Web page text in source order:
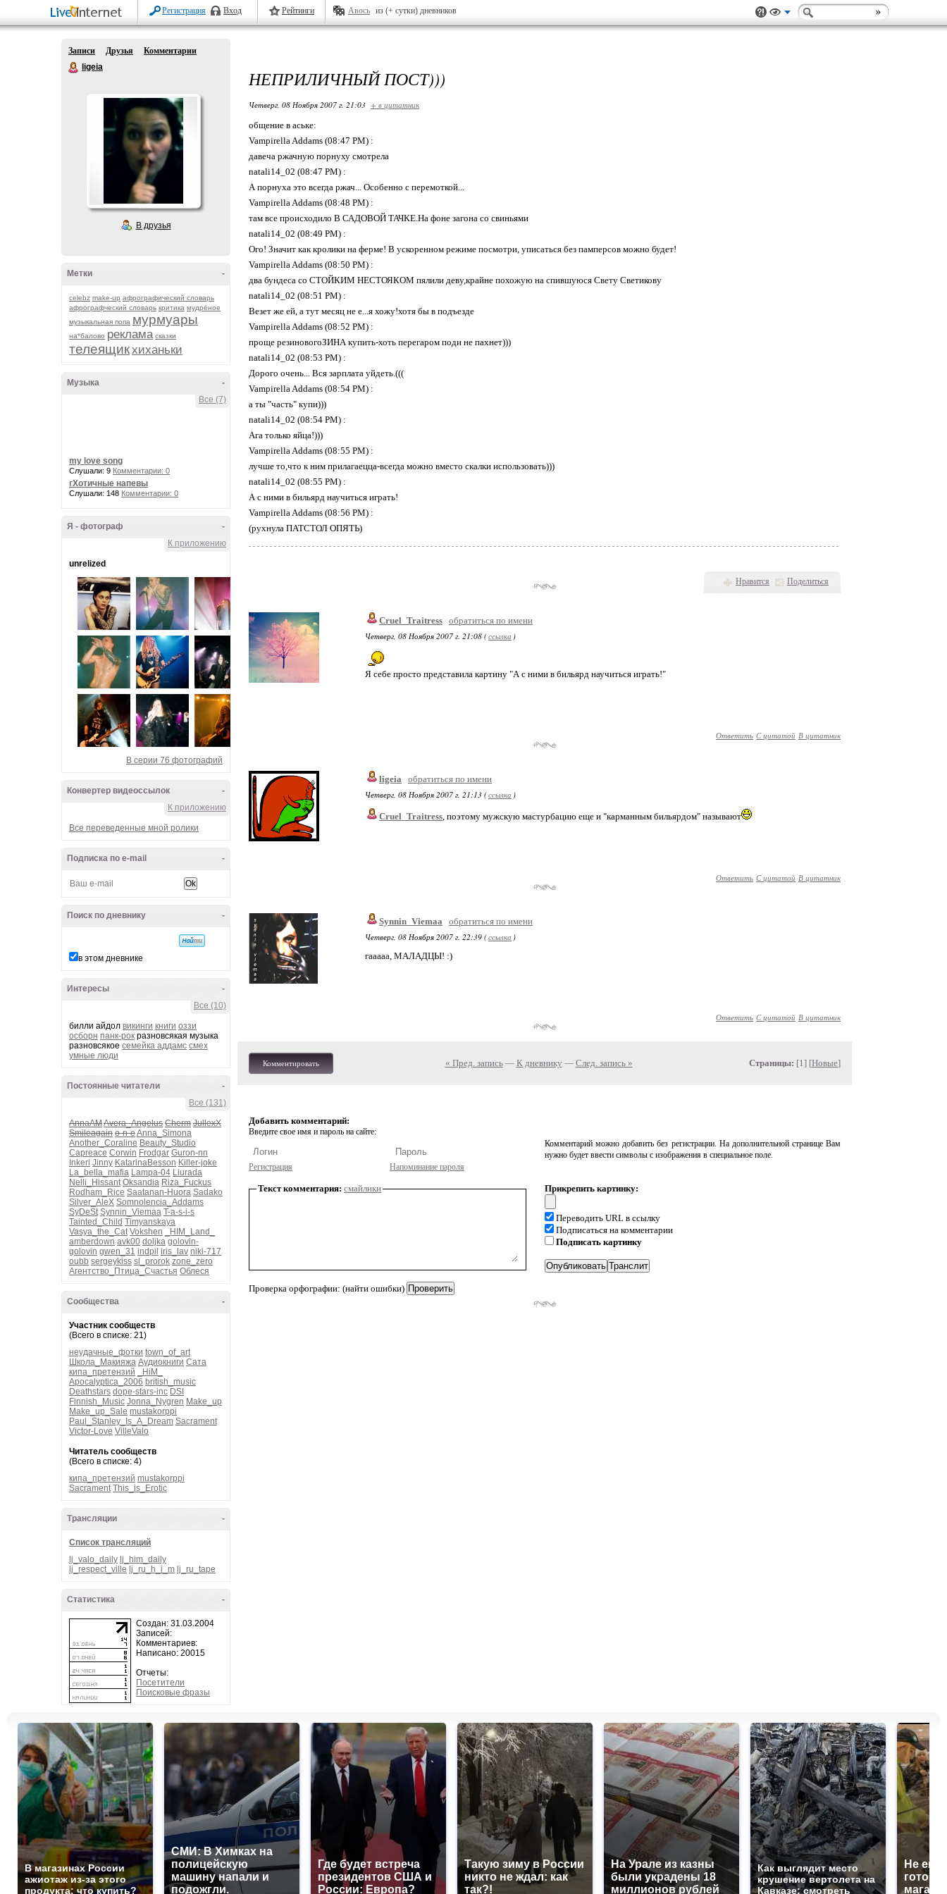
Регистрация Вход Рейтинги Авось из (+ сутки) дневников
Записи Друзья
Комментарии
ligeia
В друзья
-
Метки
celebz make-up афрографический словарь
афрографческий словарь критика мудрёное
музыкальная попа мурмуары
на*балово реклама сказки
телеящикхиханьки
-
Музыка
Все (7)
my love song
Слушали: 9 Комментарии: 0
гХотичные напевы
Слушали: 148 Комментарии: 0
-
Я - фотограф
К приложению
unrelized
В серии 76 фотографий
-
Конвертер видеоссылок
К приложению
Все переведенные мной ролики
-
Подписка по e-mail
-
Поиск по дневнику
в этом дневнике
-
Интересы
Все (10)
билли айдол викинги книги оззи
осборн панк-рок разновсякая музыка
разновсякое семейка аддамс смех
умные люди
-
Постоянные читатели
Все (131)
AnnaAMAvera_Angelus Cherm JullexX
Smileagain o-n-eAnna_Simona
Another_Coraline Beauty_Studio
Capreace Corwin Frodgar Guron-nn
Inkeri Jinny KatarinaBesson Killer-joke
La_bella_mafia Lampa-04 Liurada
Nelli_Hissant Oksandia Riza_Fuckus
Rodham_Rice Saatanan-Huora Sadako
Silver_AleX Somnolencia_Addams
SyDeSt Synnin_Viemaa T-a-s-i-s
Tainted_Child Timyanskaya
Vasya_the_Cat Vokshen
_HIM_Land_
amberdown avk00 doljka golovin-
golovin gwen_31 indpil iris_lav niki-717
oubb sergeykiss sl_prorok zone_zero
Агентство_Птица_Счастья Облеся
-
Сообщества
Участник сообществ
(Всего в списке: 21)
неудачные_фотки town_of_art
Школа_Макияжа Аудиокниги Сата
кипа_претензий
_HiM_
Apocalyptica_2006 british_music
Deathstars dope-stars-inc DSI
Finnish_Music Jonna_Nygren Make_up
Make_up_Sale mustakorppi
Paul_Stanley_Is_A_Dream Sacrament
Victor-Love VilleValo
Читатель сообществ
(Всего в списке: 4)
кипа_претензий mustakorppi
Sacrament This_is_Erotic
-
Трансляции
Список трансляций
lj_valo_daily lj_him_daily
lj_respect_ville lj_ru_h_i_m lj_ru_tape
-
Статистика
Создан: 31.03.2004
Записей:
Комментариев:
Написано: 20015
Отчеты:
Посетители
Поисковые фразы
НЕПРИЛИЧНЫЙ ПОСТ)))
Четверг, 08 Ноября 2007 г. 21:03 + в цитатник
общение в аське:
Vampirella Addams (08:47 PM) :
давеча ржачную порнуху смотрела
natali14_02 (08:47 PM) :
А порнуха это всегда ржач... Особенно с перемоткой...
Vampirella Addams (08:48 PM) :
там все происходило В САДОВОЙ ТАЧКЕ.На фоне загона со свиньями
natali14_02 (08:49 PM) :
Ого! Значит как кролики на ферме! В ускоренном режиме посмотри, уписаться без памперсов можно будет!
Vampirella Addams (08:50 PM) :
два бундеса со СТОЙКИМ НЕСТОЯКОМ пялили деву,крайне похожую на спившуюся Свету Светикову
natali14_02 (08:51 PM) :
Везет же ей, а тут месяц не е...я хожу!хотя бы в подъезде
Vampirella Addams (08:52 PM) :
проще резиновогоЗИНА купить-хоть перегаром поди не пахнет)))
natali14_02 (08:53 PM) :
Дорого очень... Вся зарплата уйдеть.(((
Vampirella Addams (08:54 PM) :
а ты "часть" купи)))
natali14_02 (08:54 PM) :
Ага только яйца!)))
Vampirella Addams (08:55 PM) :
лучше то,что к ним прилагаецца-всегда можно вместо скалки использовать)))
natali14_02 (08:55 PM) :
А с ними в бильярд научиться играть!
Vampirella Addams (08:56 PM) :
(рухнула ПАТСТОЛ ОПЯТЬ)
Нравится Поделиться
Cruel_Traitress обратиться по имени
Четверг, 08 Ноября 2007 г. 21:08 (ссылка )
Я себе просто представила картину "А с ними в бильярд научиться играть!"
Ответить С цитатой В цитатник
ligeia
обратиться по имени
Четверг, 08 Ноября 2007 г. 21:13 (ссылка )
Cruel_Traitress, поэтому мужскую мастурбацию еще и "карманным бильярдом" называют
Ответить С цитатой В цитатник
Synnin_Viemaa
обратиться по имени
Четверг, 08 Ноября 2007 г. 22:39 (ссылка )
гааааа, МАЛАДЦЫ! :)
Ответить С цитатой В цитатник
Комментировать « Пред. запись— К дневнику — След. запись » Страницы: [1] [Новые]
Добавить комментарий:
Введите свое имя и пароль на сайте:
Регистрация Напоминание пароля
Комментарий можно добавить без регистрации. На дополнительной странице Вам
нужно будет ввести символы с изображения в специальное поле.
Текст комментария: смайлики
Проверка орфографии: (найти ошибки)
Прикрепить картинку:
Переводить URL в ссылку
Подписаться на комментарии
Подписать картинку
В магазинах России
ажиотаж из-за этого
продукта: что купить?
СМИ: В Химках на
полицейскую
машину напали и
подожгли.
Где будет встреча
президентов США и
России: Европа?
Такую зиму в России
никто не ждал: как
так?!
На Урале из казны
были украдены 18
миллионов рублей
Как выглядит место
крушение вертолета на
Кавказе: смотреть
Не